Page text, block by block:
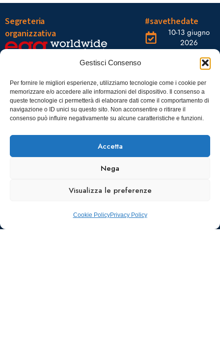
Gestisci Consenso
Per fornire le migliori esperienze, utilizziamo tecnologie come i cookie per
memorizzare e/o accedere alle informazioni del dispositivo. Il consenso a
queste tecnologie ci permetterà di elaborare dati come il comportamento di
navigazione o ID unici su questo sito. Non acconsentire o ritirare il
consenso può influire negativamente su alcune caratteristiche e funzioni.
Accetta
Nega
Visualizza le preferenze
Cookie PolicyPrivacy Policy
Segreteria
organizzativa
Tel.: 06328121
infoaiic2026@ega.it
#savethedate
10-13 giugno
2026
OGR Torino
Castelfidardo,
22 10128
Torino
SCARICA
ICS